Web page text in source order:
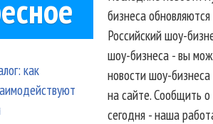
как
бизнеса обновляются
Российский шоу-
шоу-бизнеса - вы
новости шоу-бизнеса
на сайте. Сообщить о
сегодня - наша